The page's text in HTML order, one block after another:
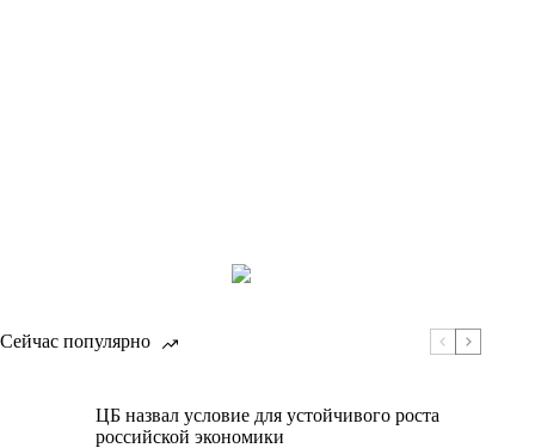
Сейчас популярно
ЦБ назвал условие для устойчивого роста
российской экономики